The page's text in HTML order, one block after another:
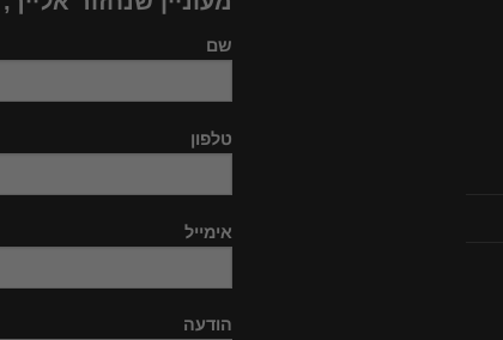
שם
טלפון
אימייל
הודעה